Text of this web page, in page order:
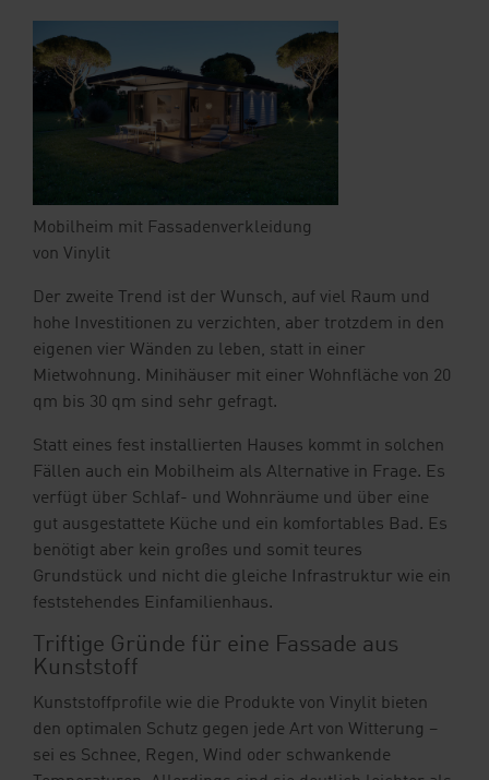
Mobilheim mit Fassadenverkleidung
von Vinylit
Der zweite Trend ist der Wunsch, auf viel Raum und
hohe Investitionen zu verzichten, aber trotzdem in den
eigenen vier Wänden zu leben, statt in einer
Mietwohnung. Minihäuser mit einer Wohnfläche von 20
qm bis 30 qm sind sehr gefragt.
Statt eines fest installierten Hauses kommt in solchen
Fällen auch ein Mobilheim als Alternative in Frage. Es
verfügt über Schlaf- und Wohnräume und über eine
gut ausgestattete Küche und ein komfortables Bad. Es
benötigt aber kein großes und somit teures
Grundstück und nicht die gleiche Infrastruktur wie ein
feststehendes Einfamilienhaus.
Triftige Gründe für eine Fassade aus
Kunststoff
Kunststoffprofile wie die Produkte von Vinylit bieten
den optimalen Schutz gegen jede Art von Witterung –
sei es Schnee, Regen, Wind oder schwankende